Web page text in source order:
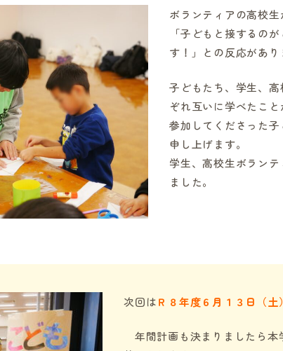
ボランティアの高校生
「子どもと接するの
す！」との反応があり
子どもたち、学生、
ぞれ互いに学べたこと
参加してくださった
申し上げます。
学生、高校生ボラン
ました。
次回はＲ８年度６月１３日（土
年間計画も決まりましたら本